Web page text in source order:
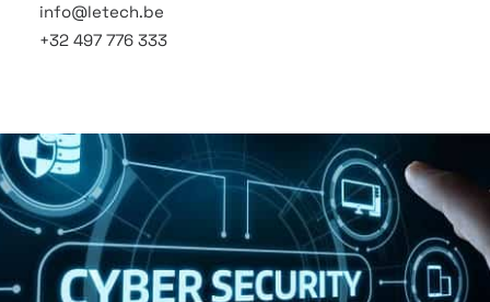
info@letech.be
+32 497 776 333